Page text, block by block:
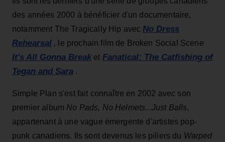
des années 2000 à bénéficier d'un documentaire,
notamment The Tragically Hip avec No Dress
Rehearsal , le prochain film de Broken Social Scene
It's All Gonna Breaket Fanatical: The Catfishing of
Tegan and Sara .
Simple Plan s'est fait connaître en 2002 avec son
premier album No Pads, No Helmets...Just Balls,
appartenant à une vague émergente d'artistes pop-
punk canadiens. Ils sont devenus les piliers du Warped